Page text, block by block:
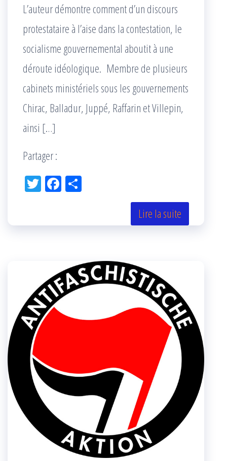
L’auteur démontre comment d’un discours
protestataire à l’aise dans la contestation, le
socialisme gouvernemental aboutit à une
déroute idéologique. Membre de plusieurs
cabinets ministériels sous les gouvernements
Chirac, Balladur, Juppé, Raffarin et Villepin,
ainsi […]
Partager :
Tw Fac
k r
Lire la suite